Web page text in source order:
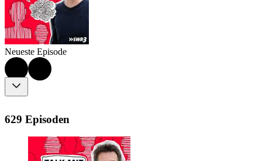
Neueste Episode
629 Episoden